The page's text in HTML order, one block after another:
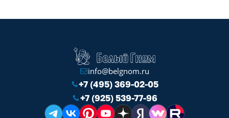
info@belgnom.ru
+7 (495) 369-02-05
+7 (925) 539-77-96